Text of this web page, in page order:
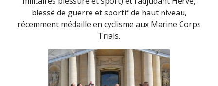
blessé de guerre et sportif de haut niveau,
récemment médaille en cyclisme aux Marine Corps
Trials.